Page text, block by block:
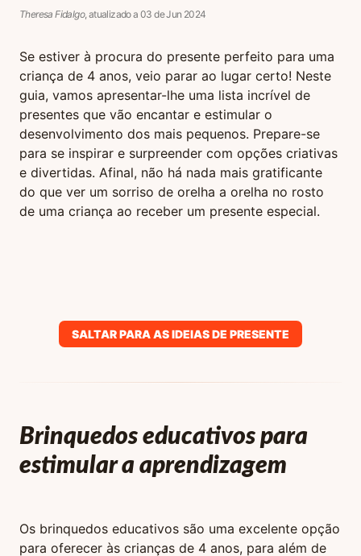
Theresa Fidalgo, atualizado a03 deJun 2024
Se estiver à procura do presente perfeito para uma
criança de 4 anos, veio parar ao lugar certo! Neste
guia, vamos apresentar-lhe uma lista incrível de
presentes que vão encantar e estimular o
desenvolvimento dos mais pequenos. Prepare-se
para se inspirar e surpreender com opções criativas
e divertidas. Afinal, não há nada mais gratificante
do que ver um sorriso de orelha a orelha no rosto
de uma criança ao receber um presente especial.
SALTAR PARA AS IDEIAS DE PRESENTE
Brinquedos educativos para
estimular a aprendizagem
Os brinquedos educativos são uma excelente opção
para oferecer às crianças de 4 anos, para além de